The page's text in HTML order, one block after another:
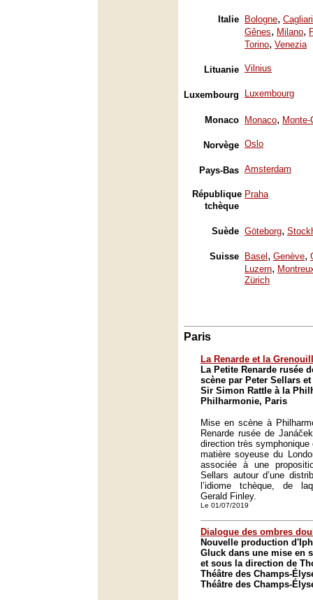
Italie Bologne, Cagliari
Gênes, Milano,
Torino, Venezia
Lituanie Vilnius
Luxembourg Luxembourg
Monaco Monaco, Monte-
Norvège Oslo
Pays-Bas Amsterdam
République
tchèque
Praha
Suède Göteborg,
Suisse Basel , Genève,
Luzern,
Zürich
Paris
La Renarde et la
La Petite Renarde rusée
scène par Peter Sellars
Sir Simon Rattle à la
Philharmonie, Paris
Mise en scène à
Renarde rusée de
direction très
matière soyeuse du
associée à une
Sellars autour d’une
l’idiome tchèque, de
Gerald Finley.
Le 01/07/2019
Dialogue des ombres
Nouvelle production
Gluck dans une mise en
et sous la direction de
Théâtre des Champs-
Théâtre des Champs-